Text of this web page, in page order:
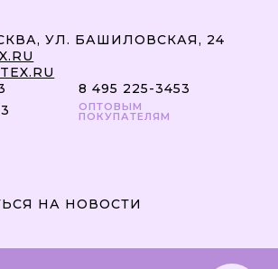
УЛ. БАШИЛОВСКАЯ, 24
8 495 225-3453
ОПТОВЫМ
ПОКУПАТЕЛЯМ
НА НОВОСТИ